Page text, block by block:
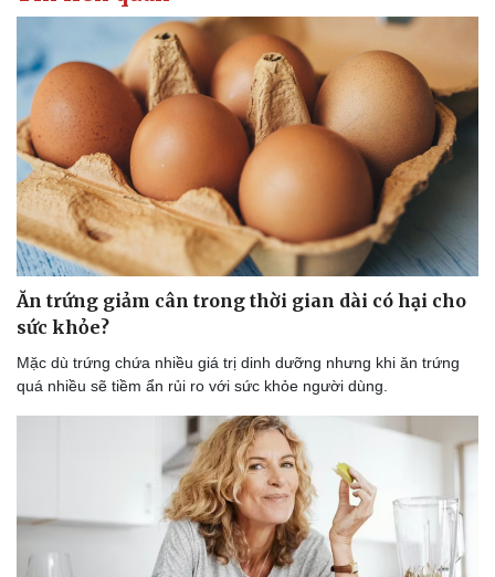
Thể thao
Bóng đá
Lịch thi đấu bóng đá
Thế giới thể thao
Ô tô - Xe máy
Xe máy
Tư vấn
Ăn trứng giảm cân trong thời gian dài có hại cho
sức khỏe?
Mặc dù trứng chứa nhiều giá trị dinh dưỡng nhưng khi ăn trứng
quá nhiều sẽ tiềm ẩn rủi ro với sức khỏe người dùng.